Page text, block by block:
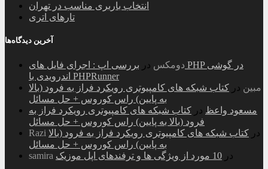
انتخاب باربری مناسب در تهران
تارهای اتری
آخرین دیدگاه‌ها
دومکس در بررسی اپ : اجرای فایل های PHP در گوشی
اندرویدی با PHPRunner
مبین در کتاب شبکه های کامپیوتری رویکرد فراز به فرود (بالا
به پایین) راس کوروس + حل مسائل
مسعود واعظ در کتاب شبکه های کامپیوتری رویکرد فراز به
فرود (بالا به پایین) راس کوروس + حل مسائل
Razi
در کتاب شبکه های کامپیوتری رویکرد فراز به فرود (بالا
به پایین) راس کوروس + حل مسائل
samira
در 10 مورد از ویژگی ها و ترفندهای اپل موزیک